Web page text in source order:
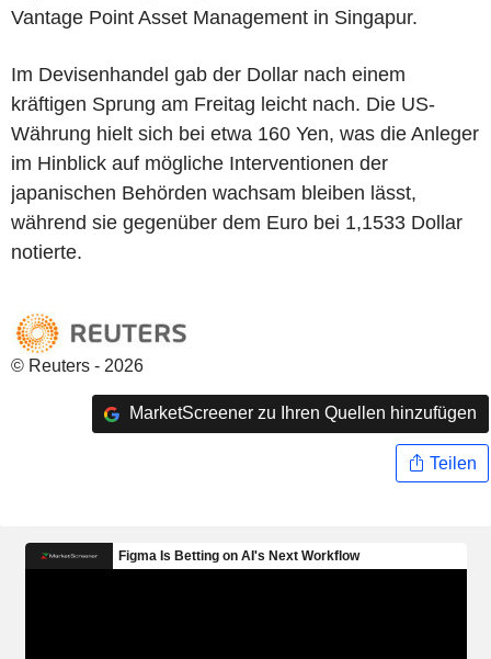
Vantage Point Asset Management in Singapur.
Im Devisenhandel gab der Dollar nach einem
kräftigen Sprung am Freitag leicht nach. Die US-
Währung hielt sich bei etwa 160 Yen, was die Anleger
im Hinblick auf mögliche Interventionen der
japanischen Behörden wachsam bleiben lässt,
während sie gegenüber dem Euro bei 1,1533 Dollar
notierte.
© Reuters - 2026
MarketScreener zu Ihren Quellen hinzufügen
Teilen